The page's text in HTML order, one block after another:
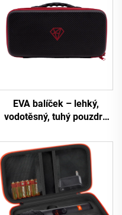
EVA balíček – lehký,
vodotěsný, tuhý pouzdro
klávesnici s možností
individuálního nastavení –
odolné proti otřesům,
trvanlivé, černé, vhodné
pro kempování a cestování